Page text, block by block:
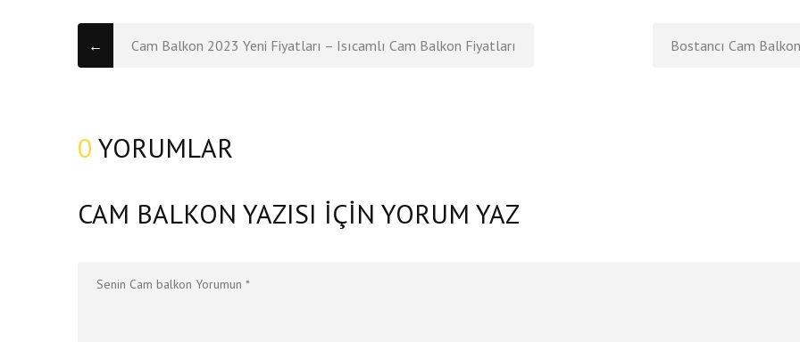
← Cam Balkon 2023 Yeni Fiyatları – Isıcamlı Cam Balkon Fiyatları Bostancı Cam Balkon
0 YORUMLAR
CAM BALKON YAZISI IÇIN YORUM YAZ